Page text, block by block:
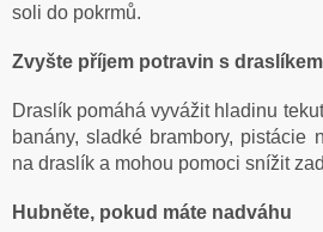
soli do pokrmů.
Zvyšte příjem potravin s draslíkem
Draslík pomáhá vyvážit hladinu
banány, sladké brambory, pistácie
na draslík a mohou pomoci snížit
Hubněte, pokud máte nadváhu